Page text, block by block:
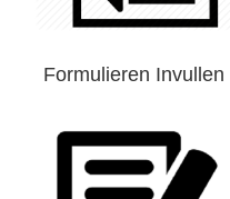
Formulieren Invullen